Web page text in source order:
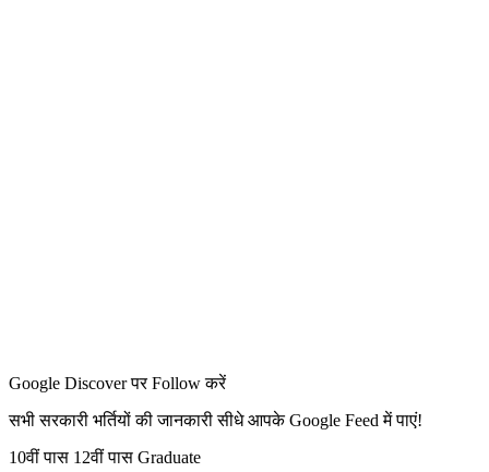
Google Discover पर Follow करें
सभी सरकारी भर्तियों की जानकारी सीधे आपके Google Feed में पाएं!
10वीं पास 12वीं पास Graduate